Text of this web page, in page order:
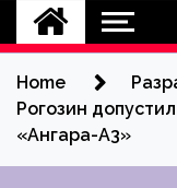
Home
Рогозин
«Ангара-А3»